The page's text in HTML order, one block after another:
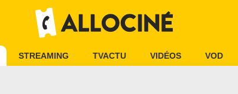
STREAMING TVACTU VIDÉOS VOD